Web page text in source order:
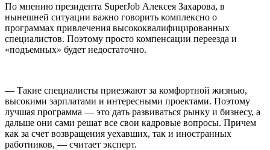
По мнению президента SuperJob Алексея Захарова, в
нынешней ситуации важно говорить комплексно о
программах привлечения высококвалифицированных
специалистов. Поэтому просто компенсации переезда и
«подъемных» будет недостаточно.
— Такие специалисты приезжают за комфортной жизнью,
высокими зарплатами и интересными проектами. Поэтому
лучшая программа — это дать развиваться рынку и бизнесу, а
дальше они сами решат все свои кадровые вопросы. Причем
как за счет возвращения уехавших, так и иностранных
работников, — считает эксперт.